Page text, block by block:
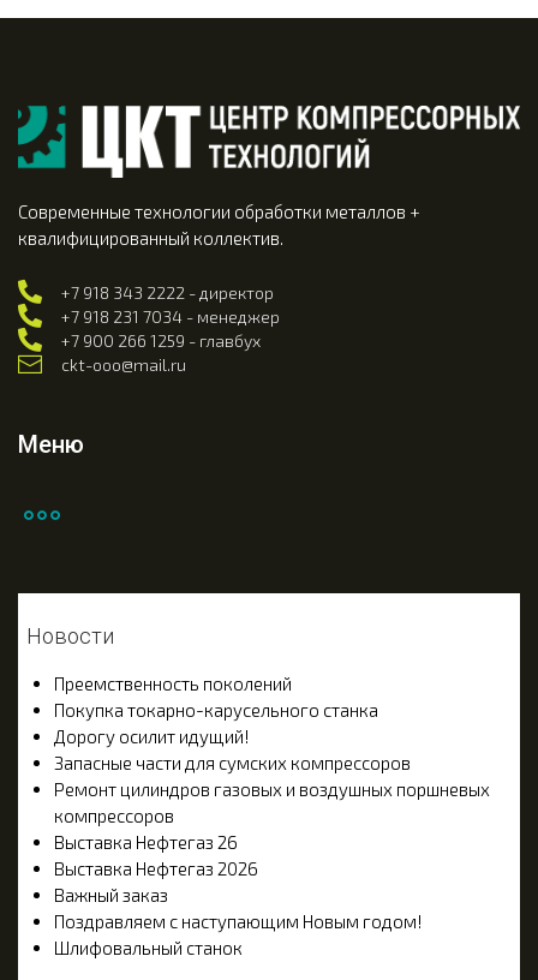
Современные технологии обработки металлов +
квалифицированный коллектив.
+7 918 343 2222 - директор
+7 918 231 7034 - менеджер
+7 900 266 1259 - главбух
ckt-ooo@mail.ru
Меню
Новости
Преемственность поколений
Покупка токарно-карусельного станка
Дорогу осилит идущий!
Запасные части для сумских компрессоров
Ремонт цилиндров газовых и воздушных поршневых
компрессоров
Выставка Нефтегаз 26
Выставка Нефтегаз 2026
Важный заказ
Поздравляем с наступающим Новым годом!
Шлифовальный станок